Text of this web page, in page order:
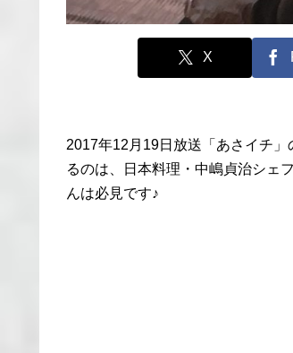
X
2017年12月19日放送「あさイチ
るのは、日本料理・中嶋貞治シェ
んは必見です♪